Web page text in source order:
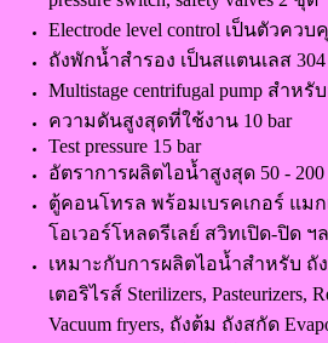
Electrode level control เป็นตัวค
ถังพักน้ำสำรอง เป็นสแตนเลส
Multistage centrifugal pump สำห
ความดันสูงสุดที่ใช้งาน 10 bar
Test pressure 15 bar
อัตราการผลิตไอน้ำสูงสุด 50 -
ตู้คอนโทรล พร้อมเบรคเกอร์ แม
โอเวอร์โหลดรีเลย์ สวิทเปิด-ปิด ฯ
เหมาะกับการผลิตไอน้ำสำหรับ ถัง
เตอริไรส์ Sterilizers, Pasteurizers,
Vacuum fryers, ถังต้ม ถังสกัด